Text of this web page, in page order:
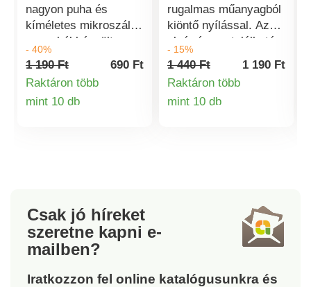
nagyon puha és
kíméletes mikroszálas
anyagból készült.
Könnyen felvehető,
kimosható. Tépőzárral
rögzíthető a
cm
- 40%
1 190 Ft
690 Ft
Raktáron több
mint 10 dbTermékinformációk
rugalmas műanyagból
kiöntő nyílással. Az
alsó részen található
markolat nagy
Ellenálló rugalmas
műanyagból. Méretek:
- 15%
1 440 Ft
1 190 Ft
Raktáron több
mint 10 db
Csak jó híreket
szeretne kapni e-
mailben?
Iratkozzon fel online katalógusunkra és